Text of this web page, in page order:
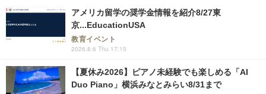
アメリカ留学の奨学金情報を紹介8/27東
京...EducationUSA
教育イベント
2026.8.6 Thu 17:15
【夏休み2026】ピアノ未経験でも楽しめる「AI
Duo Piano」横浜みなとみらい8/31まで